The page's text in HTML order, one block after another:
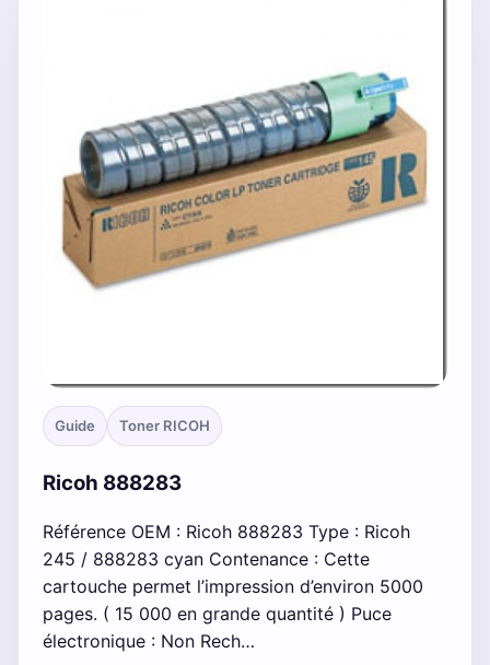
Guide Toner RICOH
Ricoh 888283
Référence OEM : Ricoh 888283 Type : Ricoh
245 / 888283 cyan Contenance : Cette
cartouche permet l’impression d’environ 5000
pages. ( 15 000 en grande quantité ) Puce
électronique : Non Rech…